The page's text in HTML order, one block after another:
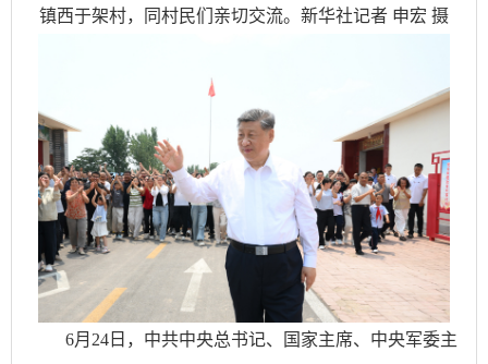
镇西于架村，同村民们亲切交流。新华社记者 申宏 摄
6月24日，中共中央总书记、国家主席、中央军委主